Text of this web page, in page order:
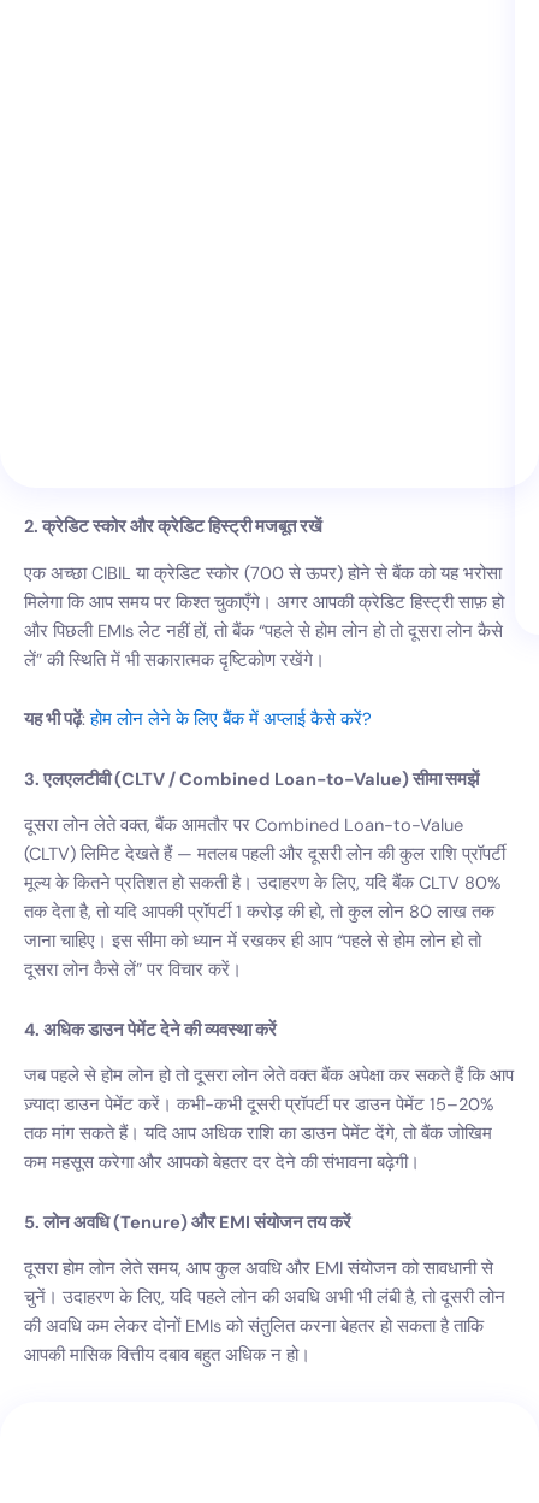
2. क्रेडिट स्कोर और क्रेडिट हिस्ट्री मजबूत रखें
एक अच्छा CIBIL या क्रेडिट स्कोर (700 से ऊपर) होने से बैंक को यह भरोसा
मिलेगा कि आप समय पर किश्त चुकाएँगे। अगर आपकी क्रेडिट हिस्ट्री साफ़ हो
और पिछली EMIs लेट नहीं हों, तो बैंक “पहले से होम लोन हो तो दूसरा लोन कैसे
लें” की स्थिति में भी सकारात्मक दृष्टिकोण रखेंगे।
यह भी पढ़ें:होम लोन लेने के लिए बैंक में अप्लाई कैसे करें?
3. एलएलटीवी (CLTV / Combined Loan-to-Value) सीमा समझें
दूसरा लोन लेते वक्त, बैंक आमतौर पर Combined Loan-to-Value
(CLTV) लिमिट देखते हैं — मतलब पहली और दूसरी लोन की कुल राशि प्रॉपर्टी
मूल्य के कितने प्रतिशत हो सकती है। उदाहरण के लिए, यदि बैंक CLTV 80%
तक देता है, तो यदि आपकी प्रॉपर्टी 1 करोड़ की हो, तो कुल लोन 80 लाख तक
जाना चाहिए। इस सीमा को ध्यान में रखकर ही आप “पहले से होम लोन हो तो
दूसरा लोन कैसे लें” पर विचार करें।
4. अधिक डाउन पेमेंट देने की व्यवस्था करें
जब पहले से होम लोन हो तो दूसरा लोन लेते वक्त बैंक अपेक्षा कर सकते हैं कि आप
ज़्यादा डाउन पेमेंट करें। कभी-कभी दूसरी प्रॉपर्टी पर डाउन पेमेंट 15–20%
तक मांग सकते हैं। यदि आप अधिक राशि का डाउन पेमेंट देंगे, तो बैंक जोखिम
कम महसूस करेगा और आपको बेहतर दर देने की संभावना बढ़ेगी।
5. लोन अवधि (Tenure) और EMI संयोजन तय करें
दूसरा होम लोन लेते समय, आप कुल अवधि और EMI संयोजन को सावधानी से
चुनें। उदाहरण के लिए, यदि पहले लोन की अवधि अभी भी लंबी है, तो दूसरी लोन
की अवधि कम लेकर दोनों EMIs को संतुलित करना बेहतर हो सकता है ताकि
आपकी मासिक वित्तीय दबाव बहुत अधिक न हो।